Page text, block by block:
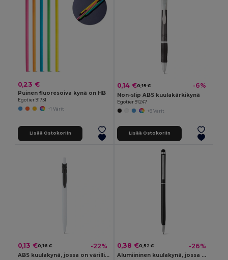
0,23 €
Puinen fluoresoiva kynä on HB
Egotier 91731
+1 Värit
Lisää Ostokoriin
0,14 €0,15 € -6%
Non-slip ABS kuulakärkikynä
Egotier 91247
+8 Värit
Lisää Ostokoriin
0,13 €0,16 € -22%
ABS kuulakynä, jossa on värillinen klipsi
0,38 €0,52 € -26%
Alumiininen kuulakynä, jossa on kiertomekanismi ja kosketuskärki